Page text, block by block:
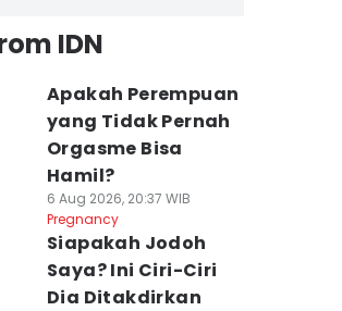
IDN
Apakah Perempuan
yang Tidak Pernah
Orgasme Bisa
Hamil?
6 Aug 2026, 20:37 WIB
Pregnancy
Siapakah Jodoh
Saya? Ini Ciri-Ciri
Dia Ditakdirkan